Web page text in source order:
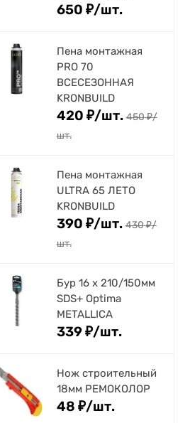
650 ₽/шт.
Пена монтажная
PRO 70
ВСЕСЕЗОННАЯ
KRONBUILD
420 ₽/шт. 450₽/
шт.
Пена монтажная
ULTRA 65 ЛЕТО
KRONBUILD
390 ₽/шт. 430₽/
шт.
Бур 16 х 210/150мм
SDS+ Optima
METALLICA
339₽/шт.
Нож строительный
18мм РЕМОКОЛОР
48 ₽/шт.